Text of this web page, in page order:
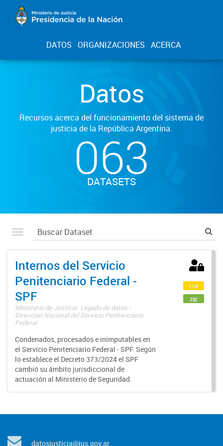
DATOS ORGANIZACIONES ACERCA
Datos
Recursos acerca del funcionamiento del sistema de
justicia de la República Argentina.
063
DATASETS
Internos del Servicio
Penitenciario Federal -
SPF
Ministerio de Justicia. Legado de datos -
Dirección Nacional del Servicio Penitenciario
Federal
Condenados, procesados e inimputables en
el Servicio Penitenciario Federal - SPF. Según
lo establece el Decreto 373/2024 el SPF
cambió su ámbito jurisdiccional de
actuación al Ministerio de Seguridad.
csv
zip
datosjusticia@jus.gov.ar